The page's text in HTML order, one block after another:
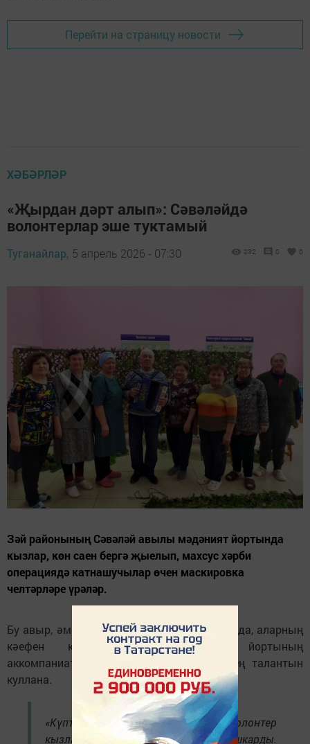
Перейти на страницу новости
ХӘБӘРЛӘР
«Җырдан дәрт алып»: Сәвәләйдә
волонтерлар эше туктамый
Туганайлар, 5 апрель 2026 - 07:30 232 0 0
Зәй районының Сәвәләй авылы мәдәният йортында
кызлар, көн саен бергә җыелып, махсус хәрби
операциядә катнашучылар өчен маскировка
челтәрләре үрәләр.
Бу авыр, әмма бик мөһим эшне башкарганда, аларның
кәефен күтәрү өчен мәдәният йортының
аккомпаниаторы Владимир Кашаев үзенең талантын
куллана.
«Күптән түгел Владимир Кашаев волонтер
кызларыбызга матур җырлар башкарды.